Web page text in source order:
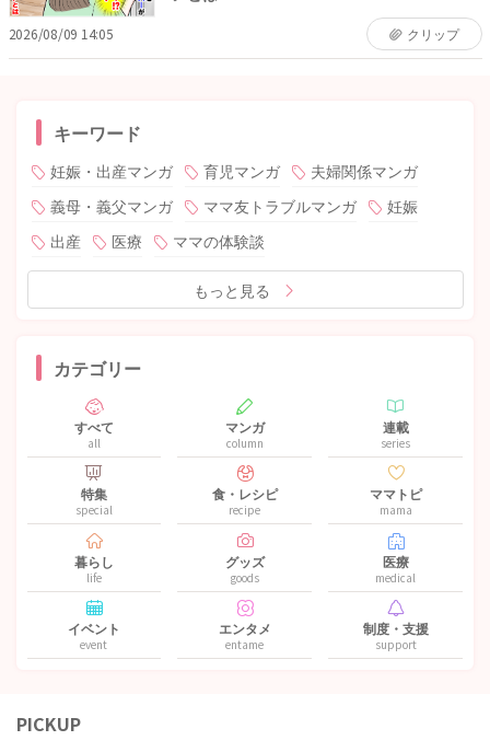
2026/08/09 14:05 クリップ
キーワード
妊娠・出産マンガ 育児マンガ
夫婦関係マンガ
義母・義父マンガ
ママ友トラブルマンガ
妊娠
出産
医療 ママの体験談
もっと見る
カテゴリー
すべて
all
マンガ
column
連載
series
特集
special
食・レシピ
recipe
ママトピ
mama
暮らし
life
グッズ
goods
医療
medical
イベント
event
エンタメ
entame
制度・支援
support
PICKUP